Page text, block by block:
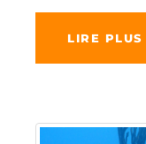
LIRE PLUS